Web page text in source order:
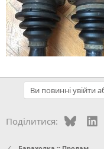
Ви повинні увійти
Поділитися: Bluesky